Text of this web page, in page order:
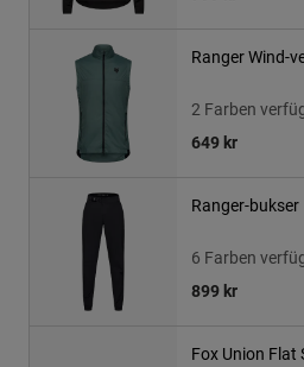
Ranger Wind-
2 Farben
649 kr
Ranger-bukser
6 Farben
899 kr
Fox Union Flat